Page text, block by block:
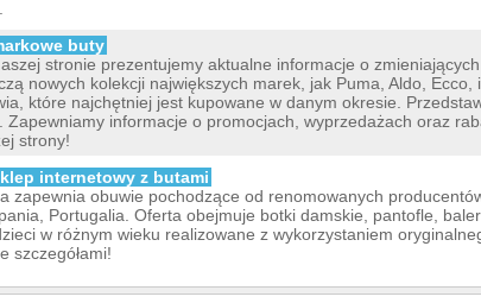
buty
stronie prezentujemy aktualne informacje o
nowych kolekcji największych marek, jak Puma, Aldo,
które najchętniej jest kupowane w danym okresie.
Zapewniamy informacje o promocjach, wyprzedażach oraz
strony!
internetowy z butami
zapewnia obuwie pochodzące od renomowanych
Portugalia. Oferta obejmuje botki damskie, pantofle,
w różnym wieku realizowane z wykorzystaniem
szczegółami!